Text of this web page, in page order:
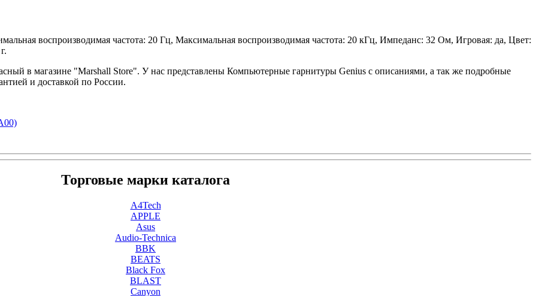
воспроизводимая частота: 20 Гц, Максимальная воспроизводимая частота: 20 кГц, Импеданс: 32 Ом, Игровая: да, Цвет:
в магазине "Marshall Store". У нас представлены Компьютерные гарнитуры Genius с описаниями, а так же подробные
и доставкой по России.
Торговые марки каталога
A4Tech
APPLE
Asus
Audio-Technica
BBK
BEATS
Black Fox
BLAST
Canyon